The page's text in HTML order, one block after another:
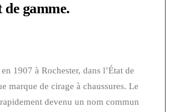
gamme.
1907 à Rochester, dans l’État de
marque de cirage à chaussures. Le
devenu un nom commun